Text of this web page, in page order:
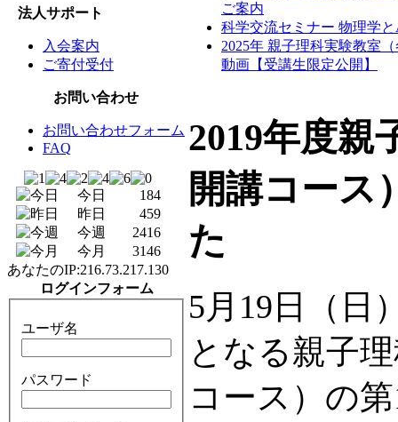
法人サポート
入会案内
ご寄付受付
お問い合わせ
お問い合わせフォーム
FAQ
今日
184
昨日
459
今週
2416
今月
3146
あなたのIP:216.73.217.130
ログインフォーム
ユーザ名
パスワード
ご案内
科学交流セミナー 物理学
2025年 親子理科実験教室
動画【受講生限定公開】
2019年度親
開講コース
た
5月19日（日
となる親子
コース）の